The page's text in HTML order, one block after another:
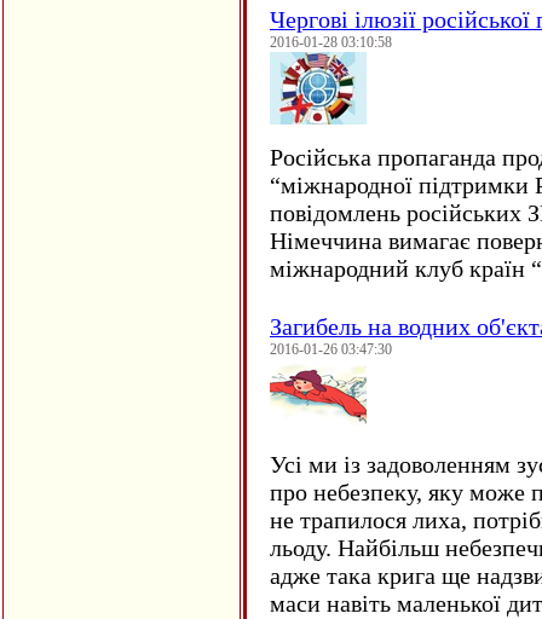
Чергові ілюзії
2016-01-28 03:10:58
Російська пропаганда
“міжнародної підтримки
повідомлень російських
Німеччина вимагає
міжнародний клуб країн
Загибель на водних
2016-01-26 03:47:30
Усі ми із задоволенням
про небезпеку, яку може
не трапилося лиха,
льоду. Найбільш
адже така крига ще
маси навіть маленької